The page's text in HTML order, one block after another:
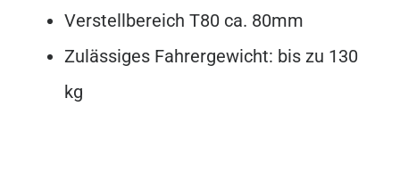
Verstellbereich T80 ca. 80mm
Zulässiges Fahrergewicht: bis zu 130
kg